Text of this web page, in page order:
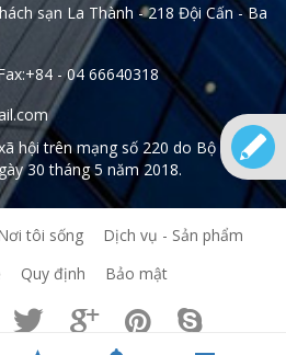
sạn La Thành - 218 Đội Cấn - Ba
- 04 66640318
hội trên mạng số 220 do Bộ Thông
30 tháng 5 năm 2018.
tôi sống
Dịch vụ - Sản phẩm
Quy định Bảo mật